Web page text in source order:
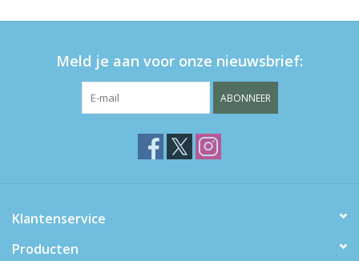
Meld je aan voor onze nieuwsbrief:
ABONNEER
Klantenservice
Producten